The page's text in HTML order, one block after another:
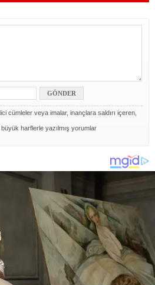
cümleler veya imalar, inançlara saldırı içeren,
harflerle yazılmış yorumlar